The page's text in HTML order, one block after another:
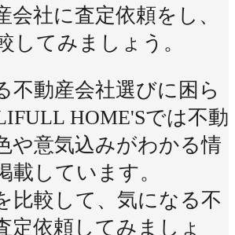
会社に査定依頼をし、
してみましょう。
不動産会社選びに困ら
HOME'Sでは不動
や意気込みがわかる情
載しています。
比較して、気になる不
定依頼してみましょ